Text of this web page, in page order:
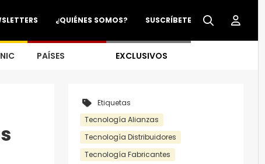
SUSCRÍBETE
¿QUIÉNES SOMOS?
PAÍSES EXCLUSIVOS
Etiquetas
Tecnología Alianzas
Tecnología Distribuidores
Tecnología Fabricantes